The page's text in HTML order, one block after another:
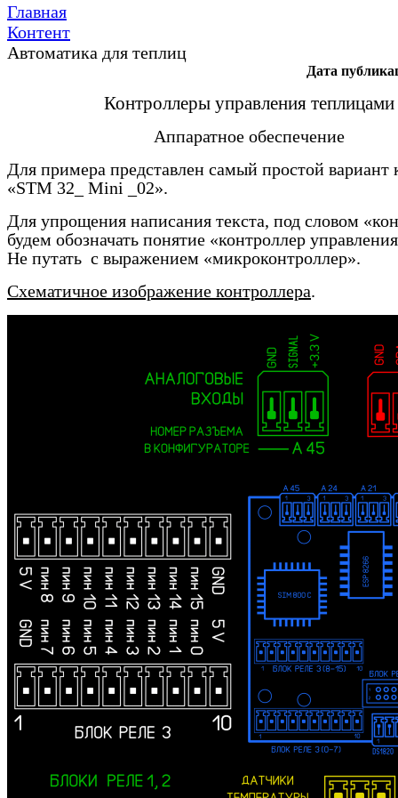
Главная
Контент
Автоматика для теплиц
Дата
Контроллеры управления теплицами
Аппаратное обеспечение
Для примера представлен самый простой вариант
«STM 32_ Mini _02».
Для упрощения написания текста, под словом
будем обозначать понятие «контроллер
Не путать с выражением «микроконтроллер».
Схематичное изображение контроллера.